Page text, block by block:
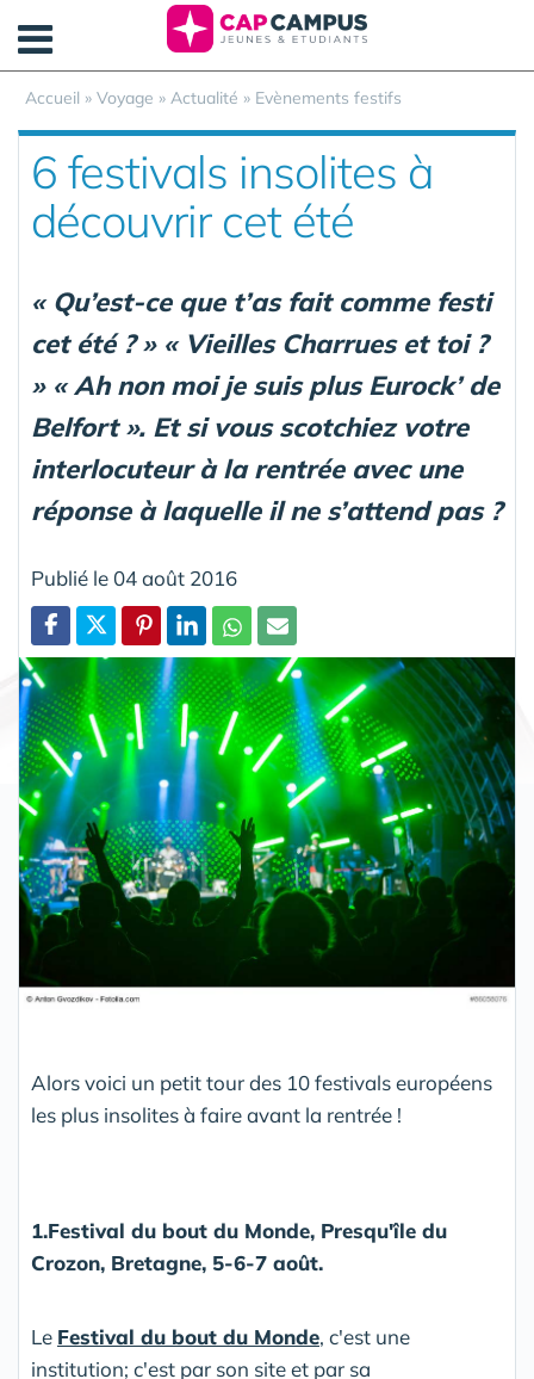
Accueil » Voyage » Actualité » Evènements festifs
6 festivals insolites à
découvrir cet été
« Qu’est-ce que t’as fait comme festi
cet été ? » « Vieilles Charrues et toi ?
» « Ah non moi je suis plus Eurock’ de
Belfort ». Et si vous scotchiez votre
interlocuteur à la rentrée avec une
réponse à laquelle il ne s’attend pas ?
Publié le 04 août 2016
Partager
Alors voici un petit tour des 10 festivals européens
les plus insolites à faire avant la rentrée !
1.Festival du bout du Monde, Presqu'île du
Crozon, Bretagne, 5-6-7 août.
Le Festival du bout du Monde, c'est une
institution; c'est par son site et par sa
Panneau de gestion des cookies